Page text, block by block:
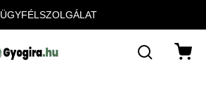
ÜGYFÉLSZOLGÁLAT